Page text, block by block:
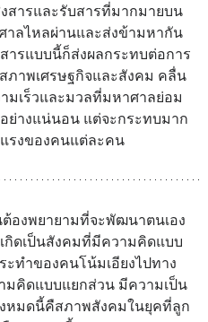
สารและรับสารที่มากมายบน
ลไหลผ่านและส่งข้ามหากัน
รแบบนี้ก็ส่งผลกระทบต่อการ
ภาพเศรษฐกิจและสังคม คลื่น
มเร็วและมวลที่มหาศาลย่อม
างแน่นอน แต่จะกระทบมาก
รงของคนแต่ละคน
องพยายามที่จะพัฒนาตนเอง
กิดเป็นสังคมที่มีความคิดแบบ
ทำของคนโน้มเอียงไปทาง
มคิดแบบแยกส่วน มีความเป็น
งหมดนี้คืสภาพสังคมในยุคที่ลูก